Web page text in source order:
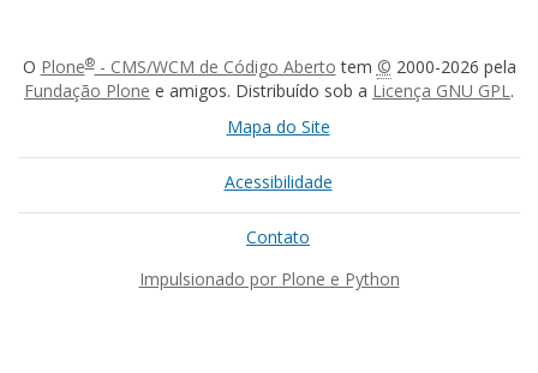
O Plone®- CMS/WCM de Código Aberto tem © 2000-2026 pela
Fundação Plone e amigos. Distribuído sob a Licença GNU GPL.
Mapa do Site
Acessibilidade
Contato
Impulsionado por Plone e Python